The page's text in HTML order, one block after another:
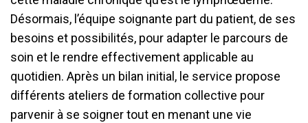
Désormais, l’équipe soignante part du patient, de ses
besoins et possibilités, pour adapter le parcours de
soin et le rendre effectivement applicable au
quotidien. Après un bilan initial, le service propose
différents ateliers de formation collective pour
parvenir à se soigner tout en menant une vie